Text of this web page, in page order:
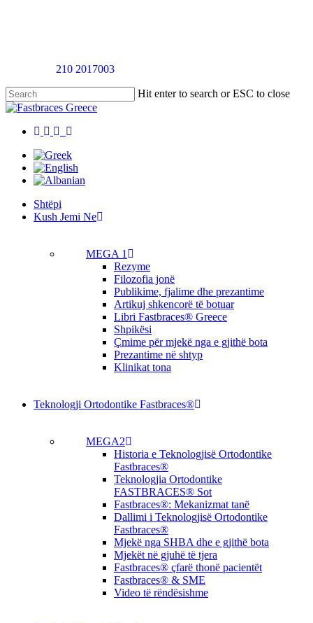
210 2017003
Hit enter to search or ESC to close
Close
twitter
facebook
linkedin
youtube
instagram
Menu
Menu
Shtëpi
Kush Jemi Ne
MEGA 1
Rezyme
Filozofia jonë
Publikime, fjalime dhe prezantime
Artikuj shkencorë të botuar
Libri Fastbraces® Greece
Shpikësi
Çmime për mjekë nga e gjithë bota
Prezantime në shtyp
Klinikat tona
Teknologji Ortodontike Fastbraces®
MEGA2
Historia e Teknologjisë Ortodontike
Fastbraces®
Teknologjia Ortodontike
FASTBRACES® Sot
Fastbraces®: Mekanizmat tanë
Dallimi i Teknologjisë Ortodontike
Fastbraces®
Mjekë nga SHBA dhe e gjithë bota
Mjekët në gjuhë të tjera
Fastbraces® çfarë thonë pacientët
Fastbraces® & SME
Video të rëndësishme